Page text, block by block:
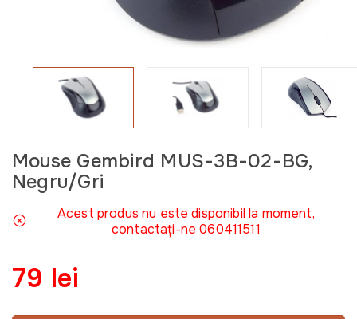
Mouse Gembird MUS-3B-02-BG,
Negru/Gri
Acest produs nu este disponibil la moment,
contactați-ne 060411511
79 lei